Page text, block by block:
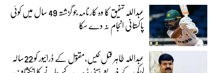
عبداللہ شفیق کا وہ کارنامہ جو گزشتہ 49 سال میں کوئی
پاکستانی انجام نہ دے سکا
عبداللہ طاہر قتل کیس،مقتول کے ڈرائیور کو 22سالہ